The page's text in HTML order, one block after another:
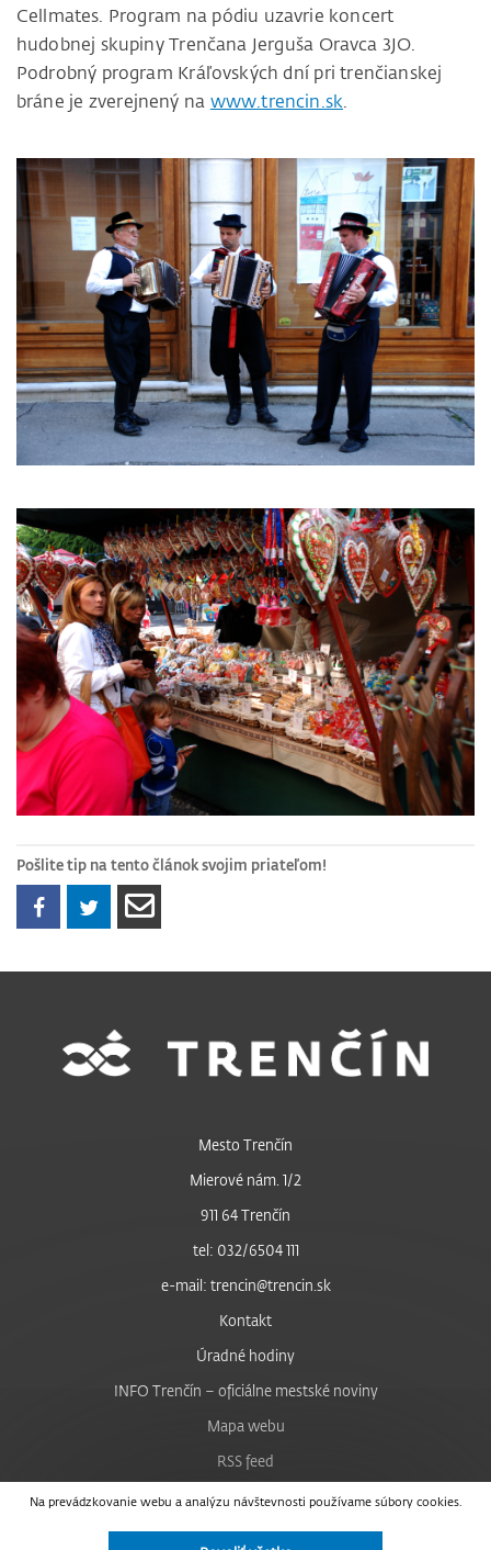
Cellmates. Program na pódiu uzavrie koncert
hudobnej skupiny Trenčana Jerguša Oravca 3JO.
Podrobný program Kráľovských dní pri trenčianskej
bráne je zverejnený na www.trencin.sk.
Pošlite tip na tento článok svojim priateľom!
Na prevádzkovanie webu a analýzu návštevnosti používame súbory cookies.
Mesto Trenčín
Mierové nám. 1/2
911 64 Trenčín
tel: 032/6504 111
e-mail: trencin@trencin.sk
Kontakt
Úradné hodiny
INFO Trenčín – oficiálne mestské noviny
Mapa webu
RSS feed
Nastavenie cookies
Facebook